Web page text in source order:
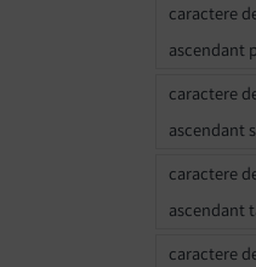
caractere
ascendant
caractere
ascendant
caractere
ascendant
caractere